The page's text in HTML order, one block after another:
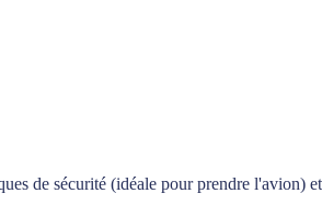
de sécurité (idéale pour prendre l'avion)